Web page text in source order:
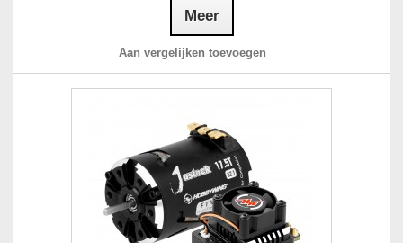
Meer
Aan vergelijken toevoegen